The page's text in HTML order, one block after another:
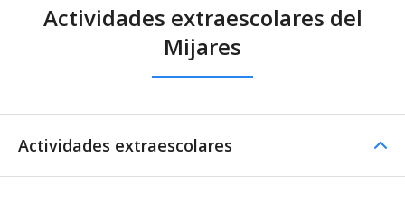
Actividades extraescolares del
Mijares
Actividades extraescolares